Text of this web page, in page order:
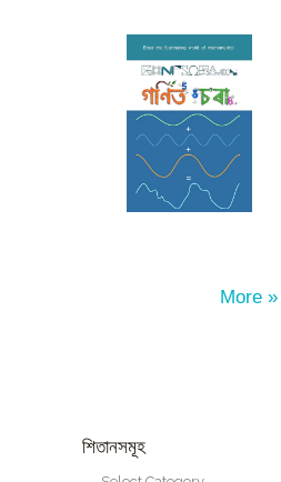
More »
শিতানসমূহ